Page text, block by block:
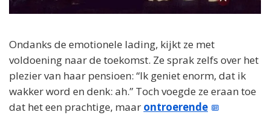
Ondanks de emotionele lading, kijkt ze met
voldoening naar de toekomst. Ze sprak zelfs over het
plezier van haar pensioen: “Ik geniet enorm, dat ik
wakker word en denk: ah.” Toch voegde ze eraan toe
dat het een prachtige, maar ontroerende